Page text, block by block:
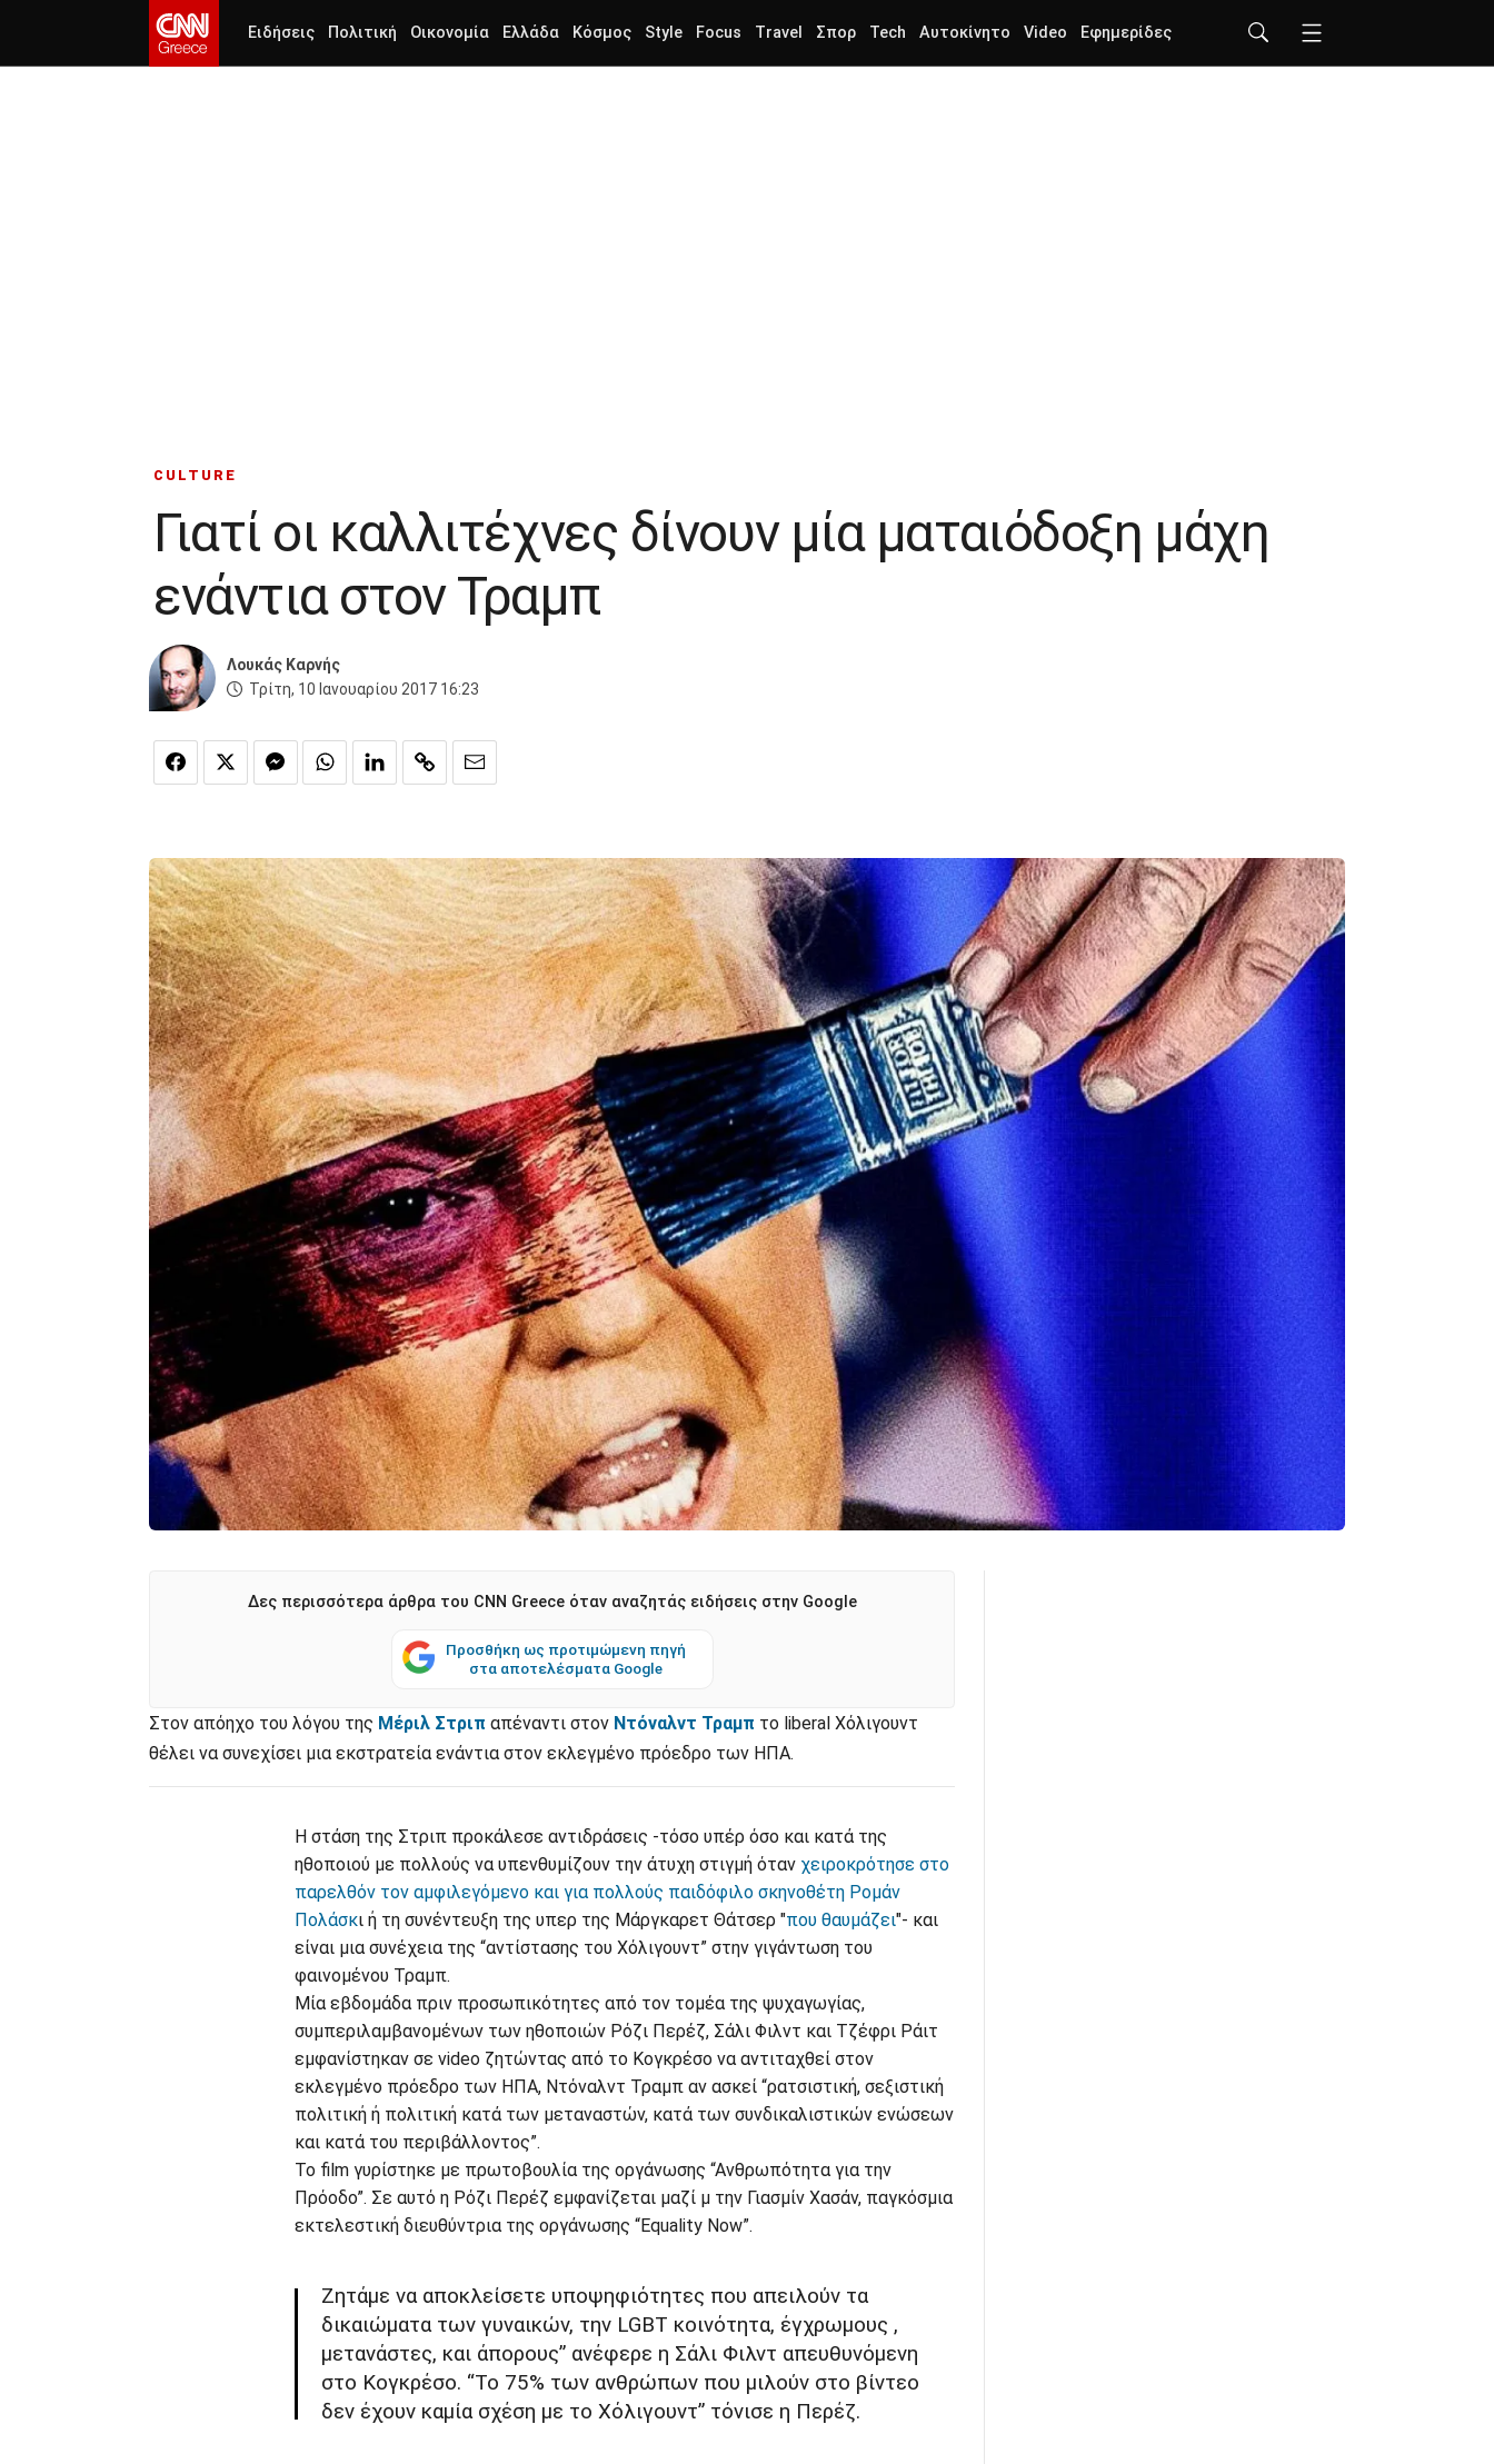
Ειδήσεις Πολιτική Οικονομία Ελλάδα Κόσμος Style Focus Travel Σπορ Tech Αυτοκίνητο Video Εφημερίδες
CULTURE
Γιατί οι καλλιτέχνες δίνουν μία ματαιόδοξη μάχη
ενάντια στον Τραμπ
Λουκάς Καρνής
Τρίτη, 10 Ιανουαρίου 2017 16:23
Δες περισσότερα άρθρα του CNN Greece όταν αναζητάς ειδήσεις στην Google
Προσθήκη ως προτιμώμενη πηγή
στα αποτελέσματα Google
Στον απόηχο του λόγου της Μέριλ Στριπ απέναντι στον Ντόναλντ Τραμπ το liberal Χόλιγουντ
θέλει να συνεχίσει μια εκστρατεία ενάντια στον εκλεγμένο πρόεδρο των ΗΠΑ.
Η στάση της Στριπ προκάλεσε αντιδράσεις -τόσο υπέρ όσο και κατά της
ηθοποιού με πολλούς να υπενθυμίζουν την άτυχη στιγμή όταν χειροκρότησε στο
παρελθόν τον αμφιλεγόμενο και για πολλούς παιδόφιλο σκηνοθέτη Ρομάν
Πολάσκι ή τη συνέντευξη της υπερ της Μάργκαρετ Θάτσερ "που θαυμάζει"- και
είναι μια συνέχεια της “αντίστασης του Χόλιγουντ” στην γιγάντωση του
φαινομένου Τραμπ.
Μία εβδομάδα πριν προσωπικότητες από τον τομέα της ψυχαγωγίας,
συμπεριλαμβανομένων των ηθοποιών Ρόζι Περέζ, Σάλι Φιλντ και Τζέφρι Ράιτ
εμφανίστηκαν σε video ζητώντας από το Κογκρέσο να αντιταχθεί στον
εκλεγμένο πρόεδρο των ΗΠΑ, Ντόναλντ Τραμπ αν ασκεί “ρατσιστική, σεξιστική
πολιτική ή πολιτική κατά των μεταναστών, κατά των συνδικαλιστικών ενώσεων
και κατά του περιβάλλοντος”.
Το film γυρίστηκε με πρωτοβουλία της οργάνωσης “Ανθρωπότητα για την
Πρόοδο”. Σε αυτό η Ρόζι Περέζ εμφανίζεται μαζί μ την Γιασμίν Χασάν, παγκόσμια
εκτελεστική διευθύντρια της οργάνωσης “Equality Now”.
Ζητάμε να αποκλείσετε υποψηφιότητες που απειλούν τα
δικαιώματα των γυναικών, την LGBT κοινότητα, έγχρωμους ,
μετανάστες, και άπορους” ανέφερε η Σάλι Φιλντ απευθυνόμενη
στο Κογκρέσο. “Το 75% των ανθρώπων που μιλούν στο βίντεο
δεν έχουν καμία σχέση με το Χόλιγουντ” τόνισε η Περέζ.